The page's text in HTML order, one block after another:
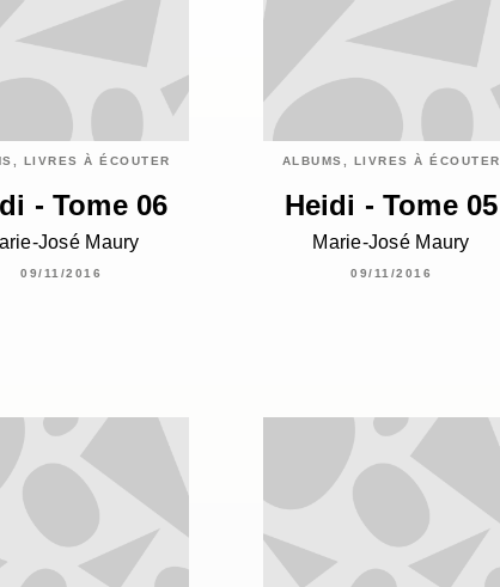
LIVRES À ÉCOUTER
- Tome 06
José Maury
09/11/2016
ALBUMS, LIVRES À ÉCOUTER
Heidi - Tome 05
Marie-José Maury
09/11/2016